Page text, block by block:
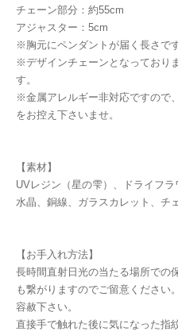
チェーン部分：約55cm
アジャスター：5cm
※胸元にペンダントが届く長さです
※デザインチェーンとなっており
す。
※金属アレルギー非対応ですので
をお控え下さいませ。
【素材】
UVレジン（星の雫）、ドライフ
水晶、銅線、ガラスカレット、チ
【お手入れ方法】
長時間直射日光の当たる場所での
も繋がりますのでご留意ください
容赦下さい。
直接手で触れた後に気になった指